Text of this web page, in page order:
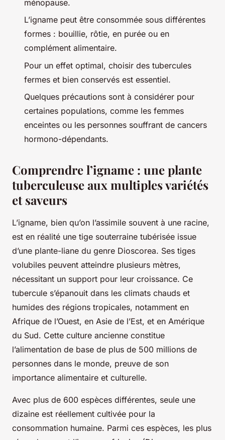
ménopause.
L’igname peut être consommée sous différentes
formes : bouillie, rôtie, en purée ou en
complément alimentaire.
Pour un effet optimal, choisir des tubercules
fermes et bien conservés est essentiel.
Quelques précautions sont à considérer pour
certaines populations, comme les femmes
enceintes ou les personnes souffrant de cancers
hormono-dépendants.
Comprendre l’igname : une plante
tuberculeuse aux multiples variétés
et saveurs
L’igname, bien qu’on l’assimile souvent à une racine,
est en réalité une tige souterraine tubérisée issue
d’une plante-liane du genre Dioscorea. Ses tiges
volubiles peuvent atteindre plusieurs mètres,
nécessitant un support pour leur croissance. Ce
tubercule s’épanouit dans les climats chauds et
humides des régions tropicales, notamment en
Afrique de l’Ouest, en Asie de l’Est, et en Amérique
du Sud. Cette culture ancienne constitue
l’alimentation de base de plus de 500 millions de
personnes dans le monde, preuve de son
importance alimentaire et culturelle.
Avec plus de 600 espèces différentes, seule une
dizaine est réellement cultivée pour la
consommation humaine. Parmi ces espèces, les plus